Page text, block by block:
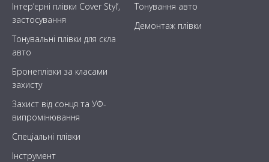
Інтер’єрні плівки Cover Styl’,
застосування
Тонувальні плівки для скла
авто
Бронеплівки за класами
захисту
Захист від сонця та УФ-
випромінювання
Спеціальні плівки
Інструмент
Тонування авто
Демонтаж плівки